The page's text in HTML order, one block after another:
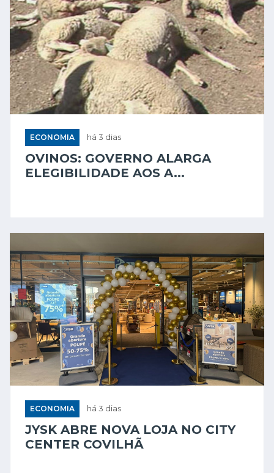
ECONOMIA há 3 dias
OVINOS: GOVERNO ALARGA
ELEGIBILIDADE AOS A...
ECONOMIA há 3 dias
JYSK ABRE NOVA LOJA NO CITY
CENTER COVILHÃ